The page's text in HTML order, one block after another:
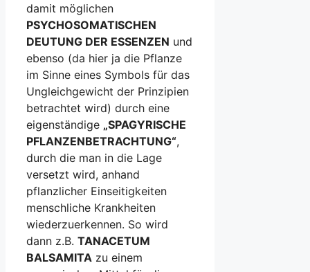
damit möglichen
PSYCHOSOMATISCHEN
DEUTUNG DER ESSENZEN und
ebenso (da hier ja die Pflanze
im Sinne eines Symbols für das
Ungleichgewicht der Prinzipien
betrachtet wird) durch eine
eigenständige „SPAGYRISCHE
PFLANZENBETRACHTUNG“,
durch die man in die Lage
versetzt wird, anhand
pflanzlicher Einseitigkeiten
menschliche Krankheiten
wiederzuerkennen. So wird
dann z.B. TANACETUM
BALSAMITA zu einem